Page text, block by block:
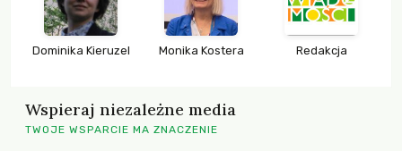
Dominika Kieruzel Monika Kostera Redakcja
Wspieraj niezależne media
TWOJE WSPARCIE MA ZNACZENIE